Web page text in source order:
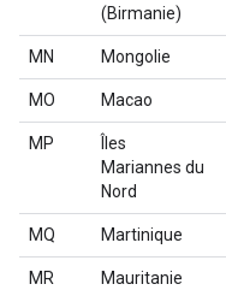
(Birmanie)
MN Mongolie
MO Macao
MP
Îles
Mariannes du
Nord
MQ Martinique
MR Mauritanie